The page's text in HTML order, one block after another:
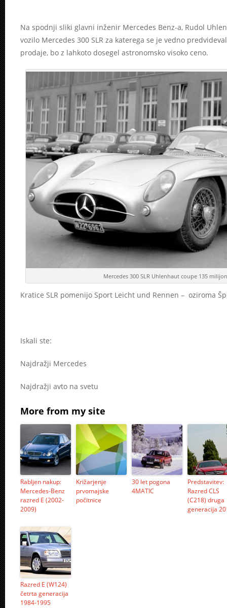
Na spodnji sliki glavni inženir Mercedes Benz-a, Rudol
vozilo Mercedes 300 SLR za katerega se je vedno
prodaje, bo z lahkoto dosegel astronomsko visoko ceno.
Mercedes 300 SLR Uhlenhaut coupe 135
Kratice SLR pomenijo Sport Leicht und Rennen – oziroma
Iskali ste:
Najdražji Mercedes
Najdražji avto na svetu
More from my site
Rabljen nakup:
Mercedes-Benz
razred E (2002-
2009)
Križarjenje
prvomajske
počitnice
30 let pogona
4MATIC
Predstavitev:
Razred CLS
(C218) druga
generacija
Razred E (W124)
četrta generacija
1984-1995